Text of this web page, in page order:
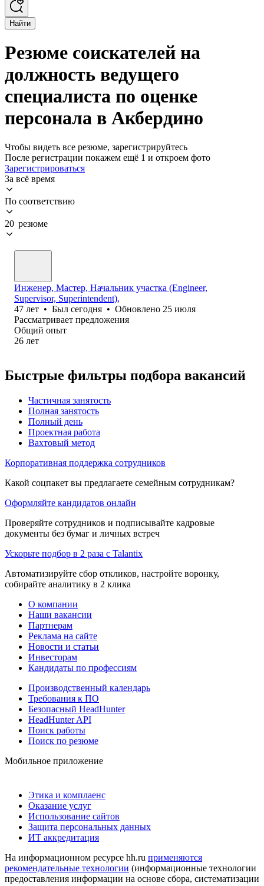
Найти
Резюме соискателей на
должность ведущего
специалиста по оценке
персонала в Акбердино
Чтобы видеть все резюме, зарегистрируйтесь
После регистрации покажем ещё 1 и откроем фото
Зарегистрироваться
За всё время
По соответствию
20 резюме
Инженер, Мастер, Начальник участка (Engineer,
Supervisor, Superintendent),
47 лет • Был сегодня • Обновлено 25 июля
Рассматривает предложения
Общий опыт
26 лет
Быстрые фильтры подбора вакансий
Частичная занятость
Полная занятость
Полный день
Проектная работа
Вахтовый метод
Корпоративная поддержка сотрудников
Какой соцпакет вы предлагаете семейным сотрудникам?
Оформляйте кандидатов онлайн
Проверяйте сотрудников и подписывайте кадровые
документы без бумаг и личных встреч
Ускорьте подбор в 2 раза с Talantix
Автоматизируйте сбор откликов, настройте воронку,
собирайте аналитику в 2 клика
О компании
Наши вакансии
Партнерам
Реклама на сайте
Новости и статьи
Инвесторам
Кандидаты по профессиям
Производственный календарь
Требования к ПО
Безопасный HeadHunter
HeadHunter API
Поиск работы
Поиск по резюме
Мобильное приложение
Этика и комплаенс
Оказание услуг
Использование сайтов
Защита персональных данных
ИТ аккредитация
На информационном ресурсе hh.ru применяются
рекомендательные технологии (информационные технологии
предоставления информации на основе сбора, систематизации